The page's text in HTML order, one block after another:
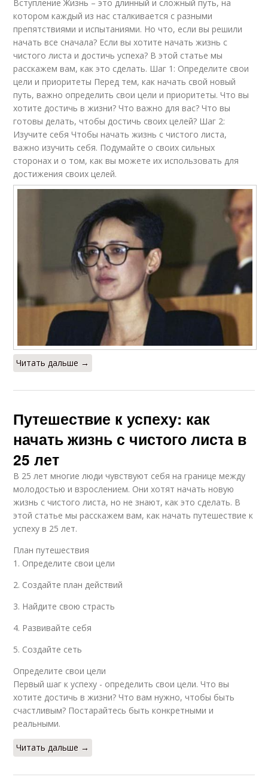
Вступление Жизнь – это длинный и сложный путь, на
котором каждый из нас сталкивается с разными
препятствиями и испытаниями. Но что, если вы решили
начать все сначала? Если вы хотите начать жизнь с
чистого листа и достичь успеха? В этой статье мы
расскажем вам, как это сделать. Шаг 1: Определите свои
цели и приоритеты Перед тем, как начать свой новый
путь, важно определить свои цели и приоритеты. Что вы
хотите достичь в жизни? Что важно для вас? Что вы
готовы делать, чтобы достичь своих целей? Шаг 2:
Изучите себя Чтобы начать жизнь с чистого листа,
важно изучить себя. Подумайте о своих сильных
сторонах и о том, как вы можете их использовать для
достижения своих целей.
Читать дальше →
Путешествие к успеху: как
начать жизнь с чистого листа в
25 лет
В 25 лет многие люди чувствуют себя на границе между
молодостью и взрослением. Они хотят начать новую
жизнь с чистого листа, но не знают, как это сделать. В
этой статье мы расскажем вам, как начать путешествие к
успеху в 25 лет.
План путешествия
1. Определите свои цели
2. Создайте план действий
3. Найдите свою страсть
4. Развивайте себя
5. Создайте сеть
Определите свои цели
Первый шаг к успеху - определить свои цели. Что вы
хотите достичь в жизни? Что вам нужно, чтобы быть
счастливым? Постарайтесь быть конкретными и
реальными.
Читать дальше →